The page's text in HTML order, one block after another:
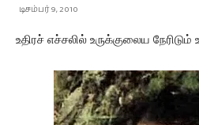
டிசம்பர் 9, 2010
உதிரச் எச்சலில் உருக்குலைய